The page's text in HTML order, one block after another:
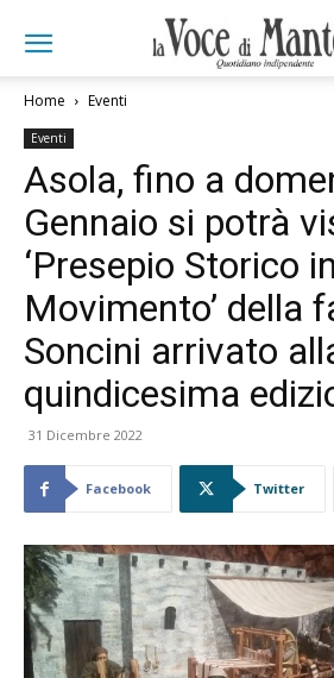
Home Eventi
Eventi
Asola, fino a
Gennaio si potrà
‘Presepio Storico in
Movimento’ della
Soncini arrivato
quindicesima
31 Dicembre 2022
Facebook Twitter